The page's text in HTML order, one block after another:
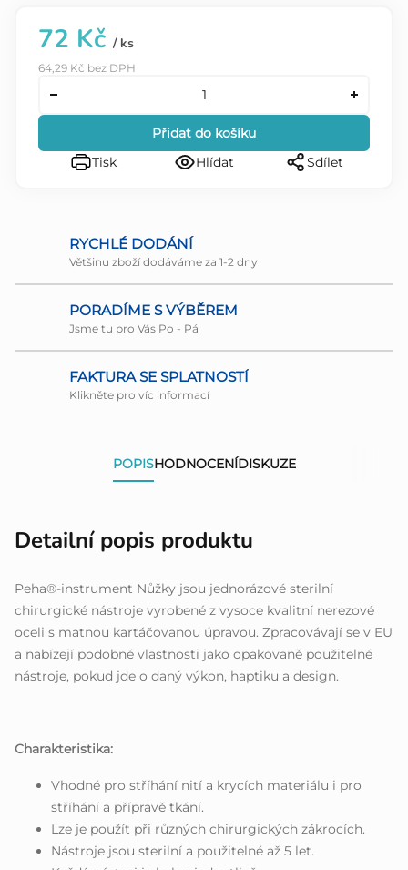
72 Kč / ks
64,29 Kč bez DPH
Přidat do košíku
Tisk
Hlídat Sdílet
RYCHLÉ DODÁNÍ
Většinu zboží dodáváme za 1-2 dny
PORADÍME S VÝBĚREM
Jsme tu pro Vás Po - Pá
FAKTURA SE SPLATNOSTÍ
Klikněte pro víc informací
POPISHODNOCENÍDISKUZE
Detailní popis produktu
Peha®-instrument Nůžky jsou jednorázové sterilní
chirurgické nástroje vyrobené z vysoce kvalitní nerezové
oceli s matnou kartáčovanou úpravou. Zpracovávají se v EU
a nabízejí podobné vlastnosti jako opakovaně použitelné
nástroje, pokud jde o daný výkon, haptiku a design.
Charakteristika:
Vhodné pro stříhání nití a krycích materiálu i pro
stříhání a přípravě tkání.
Lze je použít při různých chirurgických zákrocích.
Nástroje jsou sterilní a použitelné až 5 let.